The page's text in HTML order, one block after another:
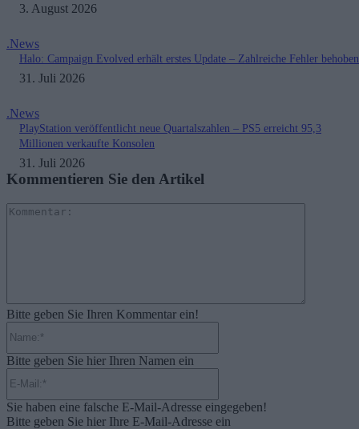
3. August 2026
.News
Halo: Campaign Evolved erhält erstes Update – Zahlreiche Fehler behoben
31. Juli 2026
.News
PlayStation veröffentlicht neue Quartalszahlen – PS5 erreicht 95,3
Millionen verkaufte Konsolen
31. Juli 2026
Kommentieren Sie den Artikel
Bitte geben Sie Ihren Kommentar ein!
Bitte geben Sie hier Ihren Namen ein
Sie haben eine falsche E-Mail-Adresse eingegeben!
Bitte geben Sie hier Ihre E-Mail-Adresse ein